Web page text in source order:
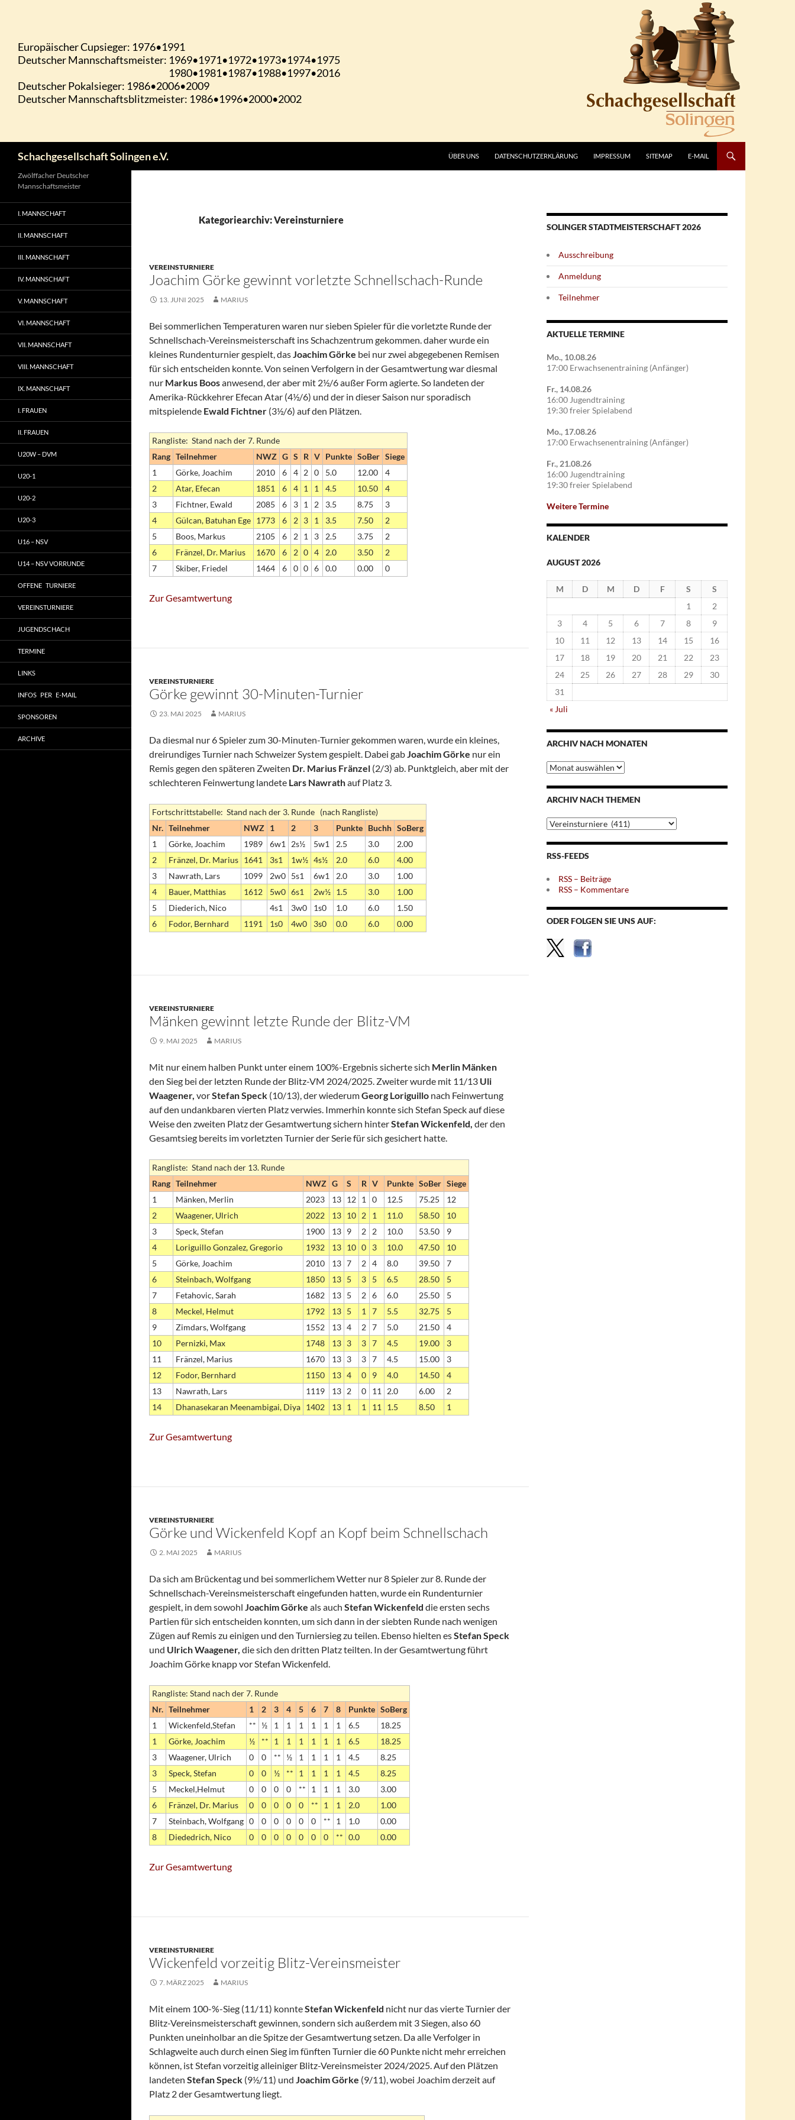
Schachgesellschaft Solingen e.V. ÜBER UNS DATENSCHUTZERKLÄRUNG IMPRESSUM SITEMAP E-MAIL
Kategoriearchiv: Vereinsturniere
VEREINSTURNIERE
Joachim Görke gewinnt vorletzte Schnellschach-Runde
13. JUNI 2025 MARIUS
Bei sommerlichen Temperaturen waren nur sieben Spieler für die vorletzte Runde der
Schnellschach-Vereinsmeisterschaft ins Schachzentrum gekommen. daher wurde ein
kleines Rundenturnier gespielt, dasJoachim Görke bei nur zwei abgegebenen Remisen
für sich entscheiden konnte. Von seinen Verfolgern in der Gesamtwertung war diesmal
nur Markus Boosanwesend, der aber mit 2½/6 außer Form agierte. So landeten der
Amerika-Rückkehrer Efecan Atar (4½/6) und der in dieser Saison nur sporadisch
mitspielende Ewald Fichtner (3½/6) auf den Plätzen.
Rangliste: Stand nach der 7. Runde
Rang Teilnehmer NWZ G S R V Punkte SoBer Siege
1
Görke, Joachim 2010 6 4 2 0 5.0 12.00
4
2
Atar, Efecan 1851 6 4 1 1 4.5 10.50
4
3
Fichtner, Ewald 2085 6 3 1 2 3.5 8.75
3
4
Gülcan, Batuhan Ege 1773 6 2 3 1 3.5 7.50
2
5
Boos, Markus 2105 6 2 1 3 2.5 3.75
2
6
Fränzel, Dr. Marius 1670 6 2 0 4 2.0 3.50
2
7
Skiber, Friedel 1464 6 0 0 6 0.0 0.00 0
Zur Gesamtwertung
VEREINSTURNIERE
Görke gewinnt 30-Minuten-Turnier
23. MAI 2025 MARIUS
Da diesmal nur 6 Spieler zum 30-Minuten-Turnier gekommen waren, wurde ein kleines,
dreirundiges Turnier nach Schweizer System gespielt. Dabei gabJoachim Görke nur ein
Remis gegen den späteren Zweiten Dr. Marius Fränzel (2/3) ab. Punktgleich, aber mit der
schlechteren Feinwertung landete Lars Nawrathauf Platz 3.
Fortschrittstabelle: Stand nach der 3. Runde (nach Rangliste)
Nr. Teilnehmer NWZ 1 2 3 Punkte Buchh SoBerg
1
Görke, Joachim 1989 6w1 2s½ 5w1 2.5 3.0
2.00
2
Fränzel, Dr. Marius 1641 3s1 1w½ 4s½ 2.0 6.0
4.00
3
Nawrath, Lars 1099 2w0 5s1 6w1 2.0 3.0
1.00
4
Bauer, Matthias 1612 5w0 6s1 2w½ 1.5 3.0
1.00
5
Diederich, Nico 4s1 3w0 1s0 1.0 6.0
1.50
6
Fodor, Bernhard 1191 1s0 4w0 3s0 0.0 6.0 0.00
VEREINSTURNIERE
Mänken gewinnt letzte Runde der Blitz-VM
9. MAI 2025 MARIUS
Mit nur einem halben Punkt unter einem 100%-Ergebnis sicherte sich Merlin Mänken
den Sieg bei der letzten Runde der Blitz-VM 2024/2025. Zweiter wurde mit 11/13 Uli
Waagener, vorStefan Speck (10/13), der wiederumGeorg Loriguillo nach Feinwertung
auf den undankbaren vierten Platz verwies. Immerhin konnte sich Stefan Speck auf diese
Weise den zweiten Platz der Gesamtwertung sichern hinterStefan Wickenfeld, der den
Gesamtsieg bereits im vorletzten Turnier der Serie für sich gesichert hatte.
Rangliste: Stand nach der 13. Runde
Rang Teilnehmer NWZ G S R V Punkte SoBer Siege
1
Mänken, Merlin 2023 13 12 1 0 12.5 75.25
12
2
Waagener, Ulrich 2022 13 10 2 1 11.0 58.50
10
3
Speck, Stefan 1900 13 9 2 2 10.0 53.50
9
4
Loriguillo Gonzalez, Gregorio 1932 13 10 0 3 10.0 47.50
10
5
Görke, Joachim 2010 13 7 2 4 8.0 39.50
7
6
Steinbach, Wolfgang 1850 13 5 3 5 6.5 28.50
5
7
Fetahovic, Sarah 1682 13 5 2 6 6.0 25.50
5
8
Meckel, Helmut 1792 13 5 1 7 5.5 32.75
5
9
Zimdars, Wolfgang 1552 13 4 2 7 5.0 21.50
4
10
Pernizki, Max 1748 13 3 3 7 4.5 19.00
3
11
Fränzel, Marius 1670 13 3 3 7 4.5 15.00
3
12
Fodor, Bernhard 1150 13 4 0 9 4.0 14.50
4
13
Nawrath, Lars 1119 13 2 0 11 2.0 6.00
2
14
Dhanasekaran Meenambigai, Diya 1402 13 1 1 11 1.5 8.50 1
Zur Gesamtwertung
VEREINSTURNIERE
Görke und Wickenfeld Kopf an Kopf beim Schnellschach
2. MAI 2025 MARIUS
Da sich am Brückentag und bei sommerlichem Wetter nur 8 Spieler zur 8. Runde der
Schnellschach-Vereinsmeisterschaft eingefunden hatten, wurde ein Rundenturnier
gespielt, in dem sowohl Joachim Görke als auch Stefan Wickenfeld die ersten sechs
Partien für sich entscheiden konnten, um sich dann in der siebten Runde nach wenigen
Zügen auf Remis zu einigen und den Turniersieg zu teilen. Ebenso hielten esStefan Speck
und Ulrich Waagener, die sich den dritten Platz teilten. In der Gesamtwertung führt
Joachim Görke knapp vor Stefan Wickenfeld.
Rangliste: Stand nach der 7. Runde
Nr. Teilnehmer 1 2 3 4 5 6 7 8 Punkte SoBerg
1
Wickenfeld,Stefan ** ½ 1 1 1 1 1 1 6.5
18.25
1
Görke, Joachim ½ ** 1 1 1 1 1 1 6.5
18.25
3
Waagener, Ulrich 0 0 ** ½ 1 1 1 1 4.5
8.25
3
Speck, Stefan 0 0 ½ ** 1 1 1 1 4.5
8.25
5
Meckel,Helmut 0 0 0 0 ** 1 1 1 3.0
3.00
6
Fränzel, Dr. Marius 0 0 0 0 0 ** 1 1 2.0
1.00
7
Steinbach, Wolfgang 0 0 0 0 0 0 ** 1 1.0
0.00
8
Diededrich, Nico 0 0 0 0 0 0 0 ** 0.0 0.00
Zur Gesamtwertung
VEREINSTURNIERE
Wickenfeld vorzeitig Blitz-Vereinsmeister
7. MÄRZ 2025 MARIUS
Mit einem 100-%-Sieg (11/11) konnteStefan Wickenfeld nicht nur das vierte Turnier der
Blitz-Vereinsmeisterschaft gewinnen, sondern sich außerdem mit 3 Siegen, also 60
Punkten uneinholbar an die Spitze der Gesamtwertung setzen. Da alle Verfolger in
Schlagweite auch durch einen Sieg im fünften Turnier die 60 Punkte nicht mehr erreichen
können, ist Stefan vorzeitig alleiniger Blitz-Vereinsmeister 2024/2025. Auf den Plätzen
landeten Stefan Speck (9½/11) und Joachim Görke (9/11), wobei Joachim derzeit auf
Platz 2 der Gesamtwertung liegt.
SOLINGER STADTMEISTERSCHAFT 2026
Ausschreibung
Anmeldung
Teilnehmer
AKTUELLE TERMINE
Mo., 10.08.26
17:00 Erwachsenentraining (Anfänger)
Fr., 14.08.26
16:00 Jugendtraining
19:30 freier Spielabend
Mo., 17.08.26
17:00 Erwachsenentraining (Anfänger)
Fr., 21.08.26
16:00 Jugendtraining
19:30 freier Spielabend
Weitere Termine
KALENDER
AUGUST 2026
M D M D F S
S
1
2
3
4 5 6 7 8
9
10
11 12 13 14 15
16
17
18 19 20 21 22
23
24
25 26 27 28 29
30
31
« Juli
ARCHIV NACH MONATEN
Archiv
nach
Monaten
ARCHIV NACH THEMEN
Archiv
nach
Themen
RSS-FEEDS
RSS – Beiträge
RSS – Kommentare
ODER FOLGEN SIE UNS AUF:
Zwölffacher Deutscher
Mannschaftsmeister
I. MANNSCHAFT
II. MANNSCHAFT
III. MANNSCHAFT
IV. MANNSCHAFT
V. MANNSCHAFT
VI. MANNSCHAFT
VII. MANNSCHAFT
VIII. MANNSCHAFT
IX. MANNSCHAFT
I. FRAUEN
II. FRAUEN
U20W – DVM
U20-1
U20-2
U20-3
U16 – NSV
U14 – NSV VORRUNDE
OFFENE TURNIERE
VEREINSTURNIERE
JUGENDSCHACH
TERMINE
LINKS
INFOS PER E-MAIL
SPONSOREN
ARCHIVE